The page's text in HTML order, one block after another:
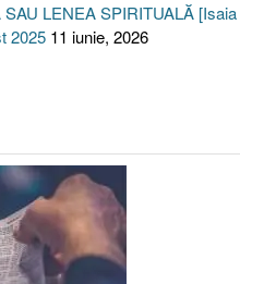
LENEA SPIRITUALĂ [Isaia
2025 11 iunie, 2026